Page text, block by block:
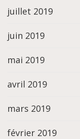
juillet 2019
juin 2019
mai 2019
avril 2019
mars 2019
février 2019